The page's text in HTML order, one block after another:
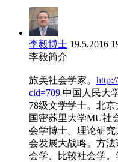
李毅博士 19.5.2016
李毅简介
旅美社会学家。
cid=709 中国人民大
78级文学学士。北
国密苏里大学MU社
会学博士。理论研
会发展大战略。方
会学、比较社会学